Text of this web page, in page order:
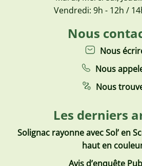
Vendredi: 9h - 12h /
Nous
Nous
Nous
Nous
Les derniers
Solignac rayonne avec Sol’ en
haut en
Avis d’enquête